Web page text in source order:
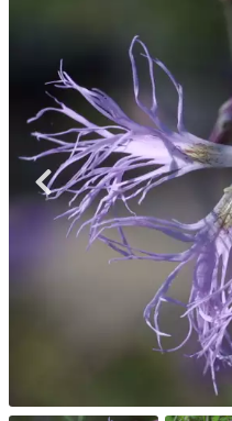
Zum vorigen Bild